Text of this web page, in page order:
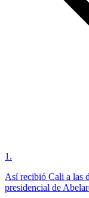
1 .
Así recibió Cali a las
presidencial de